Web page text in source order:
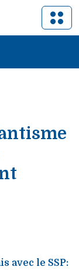
avec le SSP: